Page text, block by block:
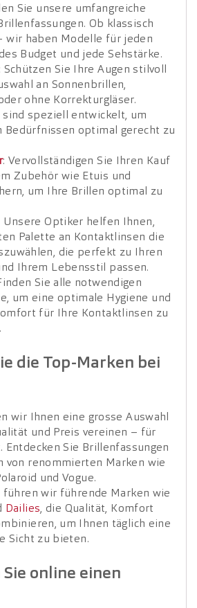
Sie unsere umfangreiche
Ob klassisch
wir haben Modelle für jeden
Budget und jede Sehstärke.
: Schützen Sie Ihre Augen stilvoll
an Sonnenbrillen,
ohne Korrekturgläser.
sind speziell entwickelt, um
Bedürfnissen optimal gerecht zu
: Vervollständigen Sie Ihren Kauf
Zubehör wie Etuis und
um Ihre Brillen optimal zu
Unsere Optiker helfen Ihnen,
Palette an Kontaktlinsen die
die perfekt zu Ihren
Ihrem Lebensstil passen.
Sie alle notwendigen
um eine optimale Hygiene und
für Ihre Kontaktlinsen zu
die Top-Marken bei
wir Ihnen eine grosse Auswahl
und Preis vereinen – für
Entdecken Sie Brillenfassungen
von renommierten Marken wie
und Vogue.
führen wir führende Marken wie
Dailies, die Qualität, Komfort
um Ihnen täglich eine
Sicht zu bieten.
online einen